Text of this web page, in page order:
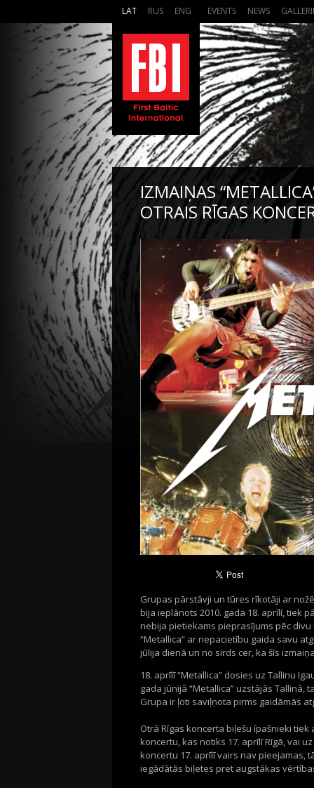
LAT RUS ENG EVENTS NEWS
IZMAIŅAS
OTRAIS RĪGAS
Grupas pārstāvji un tūres rīkotāji ar
bija ieplānots 2010. gada 18. aprīlī, tiek
nebija pietiekams pieprasījums pēc
“Metallica” ar nepacietību gaida savu
jūlija dienā un no sirds cer, ka šīs
18. aprīlī “Metallica” dosies uz Tallinu
gada jūnijā “Metallica” uzstājās
Grupa ir ļoti saviļņota pirms gaidāmās
Otrā Rīgas koncerta biļešu īpašnieki
koncertu, kas notiks 17. aprīlī Rīgā, vai
koncertu 17. aprīlī vairs nav pieejamas,
iegādātās biļetes pret augstākas